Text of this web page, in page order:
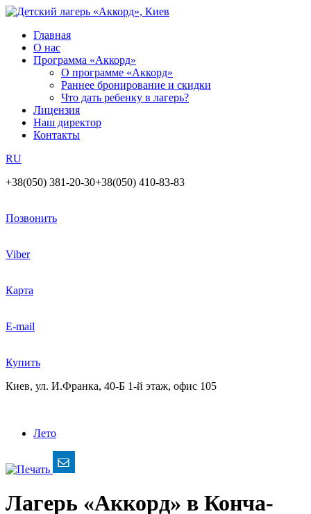
Главная
О нас
Программа «Аккорд»
О программе «Аккорд»
Раннее бронирование и скидки
Что дать ребенку в лагерь?
Лицензия
Наш директор
Контакты
RU
+38(050) 381-20-30+38(050) 410-83-83
Позвонить
Viber
Карта
E-mail
Купить
Киев, ул. И.Франка, 40-Б 1-й этаж, офис 105
Лето
Лагерь «Аккорд» в Конча-